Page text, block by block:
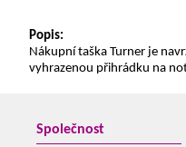
Popis:
Nákupní taška Turner je
vyhrazenou přihrádku na
Společnost